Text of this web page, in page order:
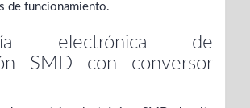
de funcionamiento.
electrónica de
SMD con conversor